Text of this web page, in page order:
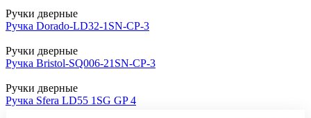
Ручки дверные
Ручка Dorado-LD32-1SN-CP-3
Ручки дверные
Ручка Bristol-SQ006-21SN-CP-3
Ручки дверные
Ручка Sfera LD55 1SG GP 4